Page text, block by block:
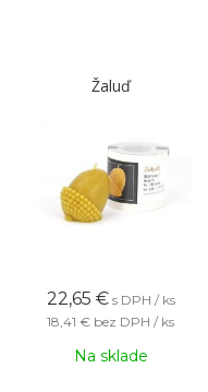
Žaluď
22,65 € s DPH / ks
18,41 € bez DPH / ks
Na sklade